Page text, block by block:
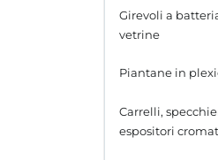
Espositori
Espositori
Espositori
Girevoli a
vetrine
Piantane in
Carrelli,
espositori